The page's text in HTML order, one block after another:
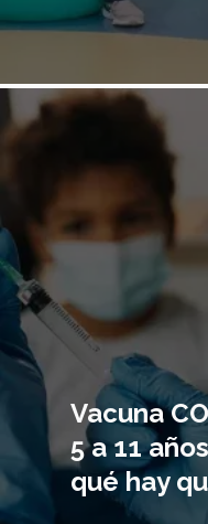
Imagen
principal
Vacuna
5 a 11
qué hay